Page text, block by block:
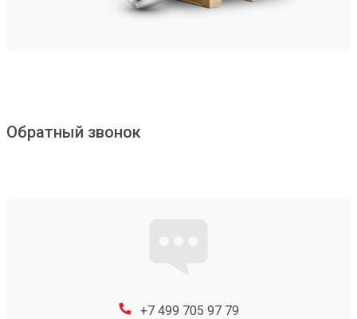
Обратный звонок
+7 499 705 97 79